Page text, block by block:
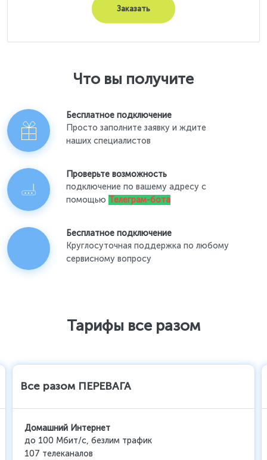
Заказать
Что вы получите
Бесплатное подключение
Просто заполните заявку и ждите
наших специалистов
Проверьте возможность
подключение по вашему адресу с
помощью Телеграм-бота
Бесплатное подключение
Круглосуточная поддержка по любому
сервисному вопросу
Тарифы все разом
Все разом ПЕРЕВАГА
Домашний Интернет
до 100 Мбит/с, безлим трафик
107 телеканалов